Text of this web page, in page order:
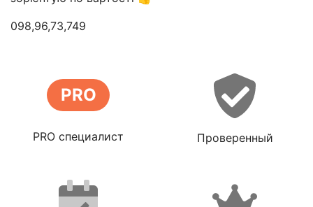
098,96,73,749
PRO
PRO специалист Проверенный